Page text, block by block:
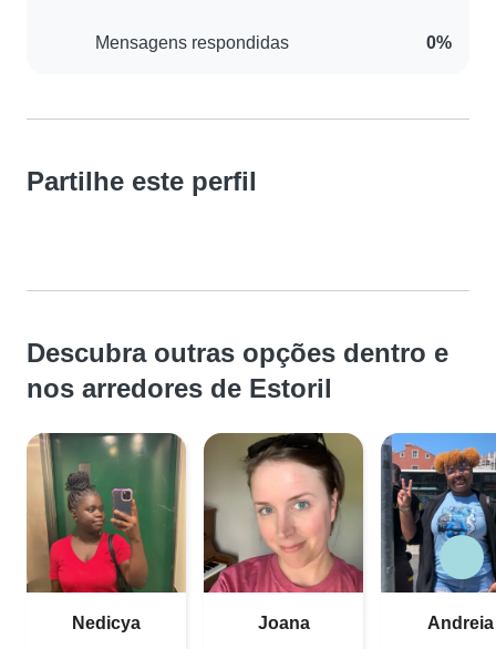
Mensagens respondidas 0%
Partilhe este perfil
Descubra outras opções dentro e
nos arredores de Estoril
Nedicya Joana Andreia